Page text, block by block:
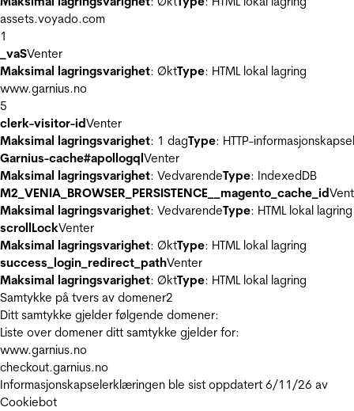
assets.voyado.com
1
_vaSVenter
Maksimal lagringsvarighet: ØktType: HTML lokal lagring
www.garnius.no
5
clerk-visitor-idVenter
Maksimal lagringsvarighet: 1 dagType: HTTP-informasjonskapsel
Garnius-cache#apollogqlVenter
Maksimal lagringsvarighet: VedvarendeType: IndexedDB
M2_VENIA_BROWSER_PERSISTENCE__magento_cache_id
Maksimal lagringsvarighet: VedvarendeType: HTML lokal lagring
scrollLockVenter
Maksimal lagringsvarighet: ØktType: HTML lokal lagring
success_login_redirect_pathVenter
Maksimal lagringsvarighet: ØktType: HTML lokal lagring
Samtykke på tvers av domener2
Ditt samtykke gjelder følgende domener:
Liste over domener ditt samtykke gjelder for:
www.garnius.no
checkout.garnius.no
Informasjonskapselerklæringen ble sist oppdatert 6/11/26 av
Cookiebot